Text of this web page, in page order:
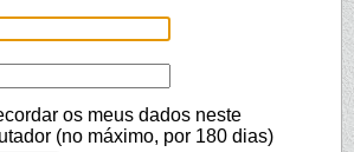
os meus dados neste
(no máximo, por 180 dias)